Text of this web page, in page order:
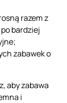
razem z
bardziej
zabawek o
aby zabawa
i